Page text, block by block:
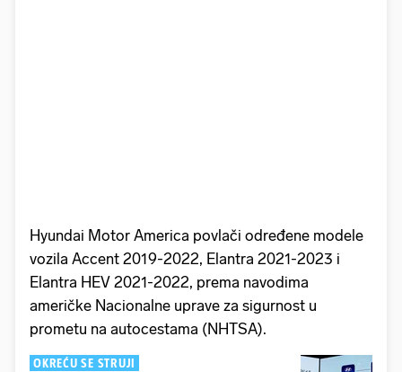
Hyundai Motor America povlači određene modele
vozila Accent 2019-2022, Elantra 2021-2023 i
Elantra HEV 2021-2022, prema navodima
američke Nacionalne uprave za sigurnost u
prometu na autocestama (NHTSA).
OKREĆU SE STRUJI